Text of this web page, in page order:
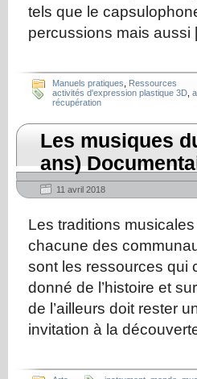
tels que le
percussions mais
Manuels pratiques
Ressources
activités d'expression plastique 3D
récupération
Les musiques
ans)
11 avril 2018
Les traditions
chacune des
sont les ressources qui
donné de l’histoire et
de l’ailleurs doit rester
invitation à la